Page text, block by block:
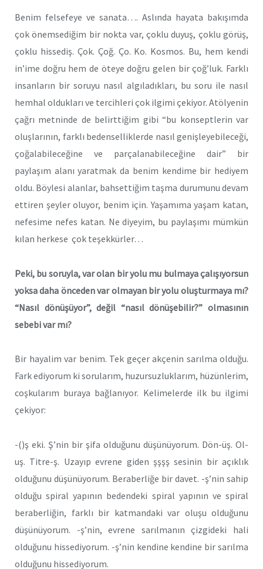
Benim felsefeye ve sanata…. Aslında hayata bakışımda
çok önemsediğim bir nokta var, çoklu duyuş, çoklu görüş,
çoklu hissediş. Çok. Çoğ. Ço. Ko. Kosmos. Bu, hem kendi
in’ime doğru hem de öteye doğru gelen bir çoğ’luk. Farklı
insanların bir soruyu nasıl algıladıkları, bu soru ile nasıl
hemhal oldukları ve tercihleri çok ilgimi çekiyor. Atölyenin
çağrı metninde de belirttiğim gibi “bu konseptlerin var
oluşlarının, farklı bedenselliklerde nasıl genişleyebileceği,
çoğalabileceğine ve parçalanabileceğine dair” bir
paylaşım alanı yaratmak da benim kendime bir hediyem
oldu. Böylesi alanlar, bahsettiğim taşma durumunu devam
ettiren şeyler oluyor, benim için. Yaşamıma yaşam katan,
nefesime nefes katan. Ne diyeyim, bu paylaşımı mümkün
kılan herkese çok teşekkürler…
Peki, bu soruyla, var olan bir yolu mu bulmaya çalışıyorsun
yoksa daha önceden var olmayan bir yolu oluşturmaya mı?
“Nasıl dönüşüyor”, değil “nasıl dönüşebilir?” olmasının
sebebi var mı?
Bir hayalim var benim. Tek geçer akçenin sarılma olduğu.
Fark ediyorum ki sorularım, huzursuzluklarım, hüzünlerim,
coşkularım buraya bağlanıyor. Kelimelerde ilk bu ilgimi
çekiyor:
-()ş eki. Ş’nin bir şifa olduğunu düşünüyorum. Dön-üş. Ol-
uş. Titre-ş. Uzayıp evrene giden şşşş sesinin bir açıklık
olduğunu düşünüyorum. Beraberliğe bir davet. -ş’nin sahip
olduğu spiral yapının bedendeki spiral yapının ve spiral
beraberliğin, farklı bir katmandaki var oluşu olduğunu
düşünüyorum. -ş’nin, evrene sarılmanın çizgideki hali
olduğunu hissediyorum. -ş’nin kendine kendine bir sarılma
olduğunu hissediyorum.